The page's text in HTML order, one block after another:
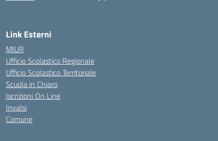
Link Esterni
MIUR
Ufficio Scolastico Regionale
Ufficio Scolastico Territoriale
Scuola in Chiaro
Iscrizioni On Line
Invalsi
Comune